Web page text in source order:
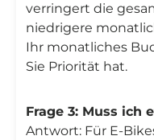
verringert die
niedrigere
Ihr monatliches
Sie Priorität hat.
Frage 3: Muss ich
Antwort: Für E-